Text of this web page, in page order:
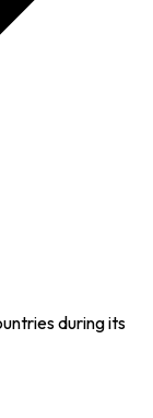
during its